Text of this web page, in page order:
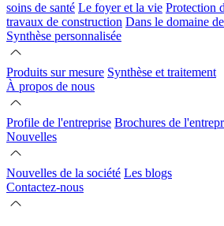
soins de santé Le foyer et la vie Protection
travaux de construction Dans le domaine
Synthèse personnalisée
Produits sur mesure Synthèse et traitement
À propos de nous
Profile de l'entreprise Brochures de
Nouvelles
Nouvelles de la société Les blogs
Contactez-nous